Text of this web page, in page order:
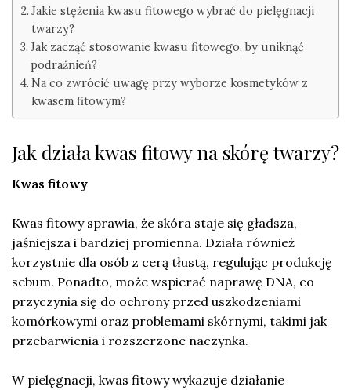
Jakie stężenia kwasu fitowego wybrać do pielęgnacji
twarzy?
Jak zacząć stosowanie kwasu fitowego, by uniknąć
podrażnień?
Na co zwrócić uwagę przy wyborze kosmetyków z
kwasem fitowym?
Jak działa kwas fitowy na skórę twarzy?
Kwas fitowy
Kwas fitowy sprawia, że skóra staje się gładsza,
jaśniejsza i bardziej promienna. Działa również
korzystnie dla osób z cerą tłustą, regulując produkcję
sebum. Ponadto, może wspierać naprawę DNA, co
przyczynia się do ochrony przed uszkodzeniami
komórkowymi oraz problemami skórnymi, takimi jak
przebarwienia i rozszerzone naczynka.
W pielęgnacji, kwas fitowy wykazuje działanie